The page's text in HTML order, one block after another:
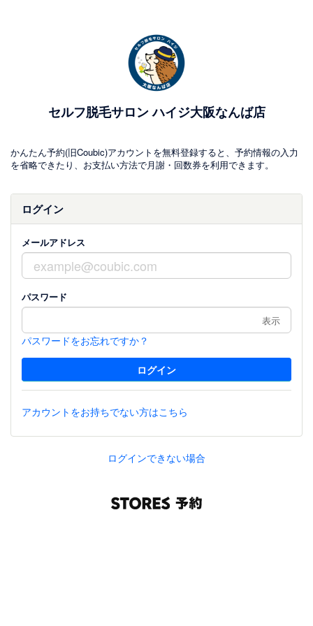
セルフ脱毛サロン ハイジ大阪なんば店
かんたん予約(旧Coubic)アカウントを無料登録すると、予約情報の入力
を省略できたり、お支払い方法で月謝・回数券を利用できます。
ログイン
メールアドレス
パスワード
表示
パスワードをお忘れですか？
アカウントをお持ちでない方はこちら
ログインできない場合